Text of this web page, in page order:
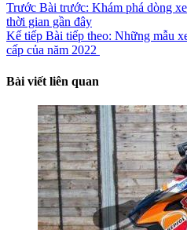
Trước Bài trước: Khám phá dòng
thời gian gần đây
Kế tiếp Bài tiếp theo: Những mẫu
cấp của năm 2022
Bài viết liên quan